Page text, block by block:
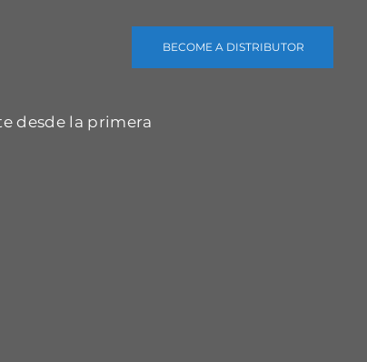
BECOME A DISTRIBUTOR
desde la primera